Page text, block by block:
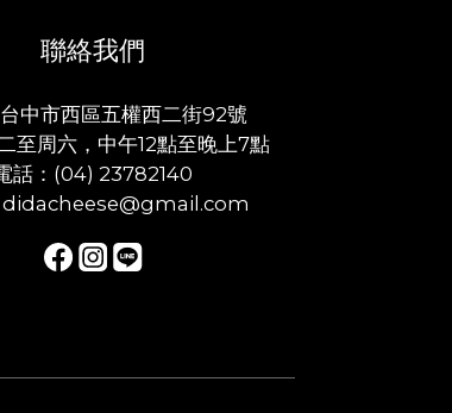
聯絡我們
中市西區五權西二街92號
至周六，中午12點至晚上7點
話：(04) 23782140
didacheese@gmail.com